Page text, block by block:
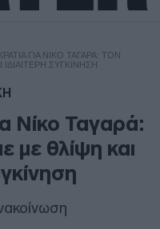
ΓΙΑ ΝΊΚΟ ΤΑΓΑΡΆ: ΤΟΝ
ΣΥΓΚΊΝΗΣΗ
Νίκο Ταγαρά:
με θλίψη και